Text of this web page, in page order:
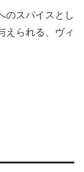
のスパイスとし
えられる、ヴィ